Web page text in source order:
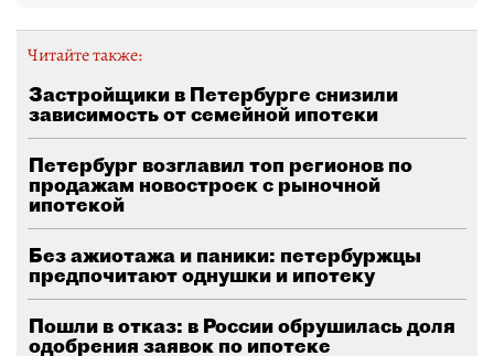
Читайте также:
Застройщики в Петербурге снизили
зависимость от семейной ипотеки
Петербург возглавил топ регионов по
продажам новостроек с рыночной
ипотекой
Без ажиотажа и паники: петербуржцы
предпочитают однушки и ипотеку
Пошли в отказ: в России обрушилась доля
одобрения заявок по ипотеке